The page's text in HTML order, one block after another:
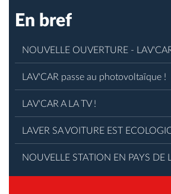
En bref
NOUVELLE OUVERTURE -
LAV'CAR passe au photovoltaïque !
LAV'CAR A LA TV !
LAVER SA VOITURE EST
NOUVELLE STATION EN PAYS DE